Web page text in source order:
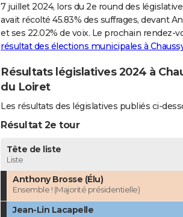
7 juillet 2024, lors du 2e round des
avait récolté 45.83% des suffrages, devant
et ses 22.02% de voix. Le prochain rendez-
résultat des élections municipales à
Résultats législatives 2024 à
du Loiret
Les résultats des législatives publiés ci-
Résultat 2e tour
Tête de liste
Liste
Anthony Brosse (Élu)
Ensemble ! (Majorité présidentielle)
Jean-Lin Lacapelle